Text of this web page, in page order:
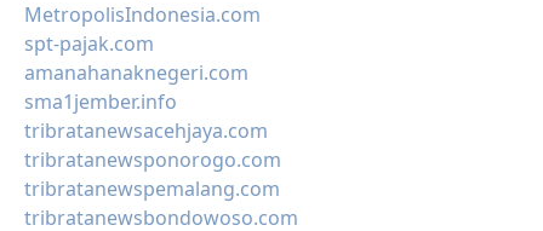
MetropolisIndonesia.com
spt-pajak.com
amanahanaknegeri.com
sma1jember.info
tribratanewsacehjaya.com
tribratanewsponorogo.com
tribratanewspemalang.com
tribratanewsbondowoso.com